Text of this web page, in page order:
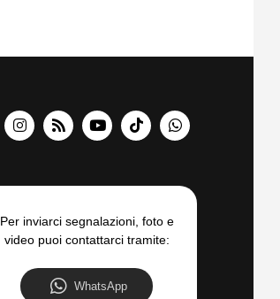
Per inviarci segnalazioni, foto e
video puoi contattarci tramite:
WhatsApp